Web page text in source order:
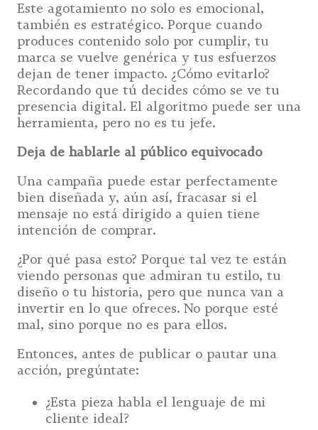
Este agotamiento no solo es emocional,
también es estratégico. Porque cuando
produces contenido solo por cumplir, tu
marca se vuelve genérica y tus esfuerzos
dejan de tener impacto. ¿Cómo evitarlo?
Recordando que tú decides cómo se ve tu
presencia digital. El algoritmo puede ser una
herramienta, pero no es tu jefe.
Deja de hablarle al público equivocado
Una campaña puede estar perfectamente
bien diseñada y, aún así, fracasar si el
mensaje no está dirigido a quien tiene
intención de comprar.
¿Por qué pasa esto? Porque tal vez te están
viendo personas que admiran tu estilo, tu
diseño o tu historia, pero que nunca van a
invertir en lo que ofreces. No porque esté
mal, sino porque no es para ellos.
Entonces, antes de publicar o pautar una
acción, pregúntate:
¿Esta pieza habla el lenguaje de mi
cliente ideal?